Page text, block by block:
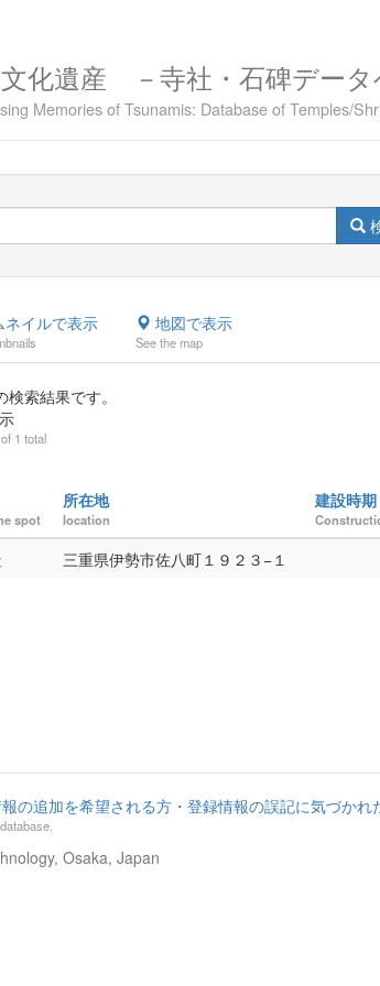
化遺産 －寺社・石碑データ
Memories of Tsunamis: Database of Temples/
ネイルで表示 地図で表示
See the map
検索結果です。
1 total
spot
所在地
location
建設時期
三重県伊勢市佐八町１９２３−１
の追加を希望される方・登録情報の誤記に気づかれ
Osaka, Japan